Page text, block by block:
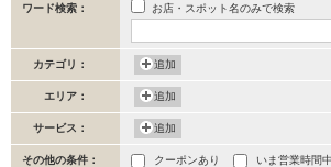
ワード検索： お店・スポット名のみで検索
カテゴリ： 追加
エリア： 追加
サービス： 追加
その他の条件： クーポンあり いま営業時間